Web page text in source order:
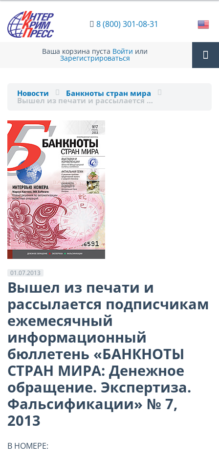
8 (800) 301-08-31
Ваша корзина пуста Войти или
Зарегистрироваться
Новости Банкноты стран мира
Вышел из печати и рассылается …
01.07.2013
Вышел из печати и
рассылается подписчикам
ежемесячный
информационный
бюллетень «БАНКНОТЫ
СТРАН МИРА: Денежное
обращение. Экспертиза.
Фальсификации» № 7,
2013
В НОМЕРЕ: